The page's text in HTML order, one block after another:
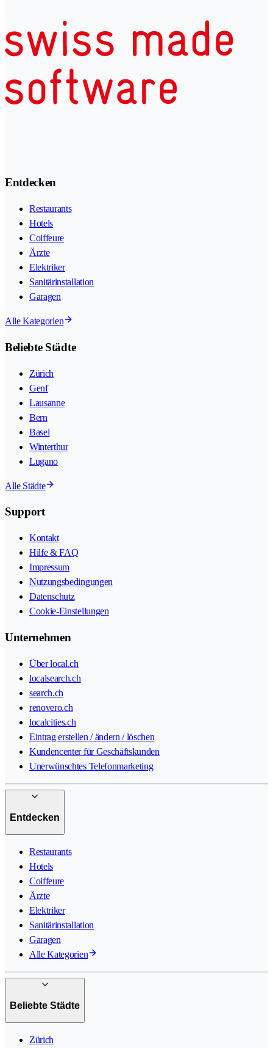
Entdecken
Restaurants
Hotels
Coiffeure
Ärzte
Elektriker
Sanitärinstallation
Garagen
Alle Kategorien
Beliebte Städte
Zürich
Genf
Lausanne
Bern
Basel
Winterthur
Lugano
Alle Städte
Support
Kontakt
Hilfe & FAQ
Impressum
Nutzungsbedingungen
Datenschutz
Cookie-Einstellungen
Unternehmen
Über local.ch
localsearch.ch
search.ch
renovero.ch
localcities.ch
Eintrag erstellen / ändern / löschen
Kundencenter für Geschäftskunden
Unerwünschtes Telefonmarketing
Entdecken
Restaurants
Hotels
Coiffeure
Ärzte
Elektriker
Sanitärinstallation
Garagen
Alle Kategorien
Beliebte Städte
Zürich